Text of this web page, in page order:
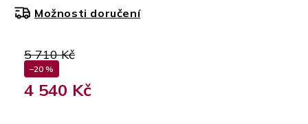
5 710 Kč
–20 %
4 540 Kč
Možnosti doručení